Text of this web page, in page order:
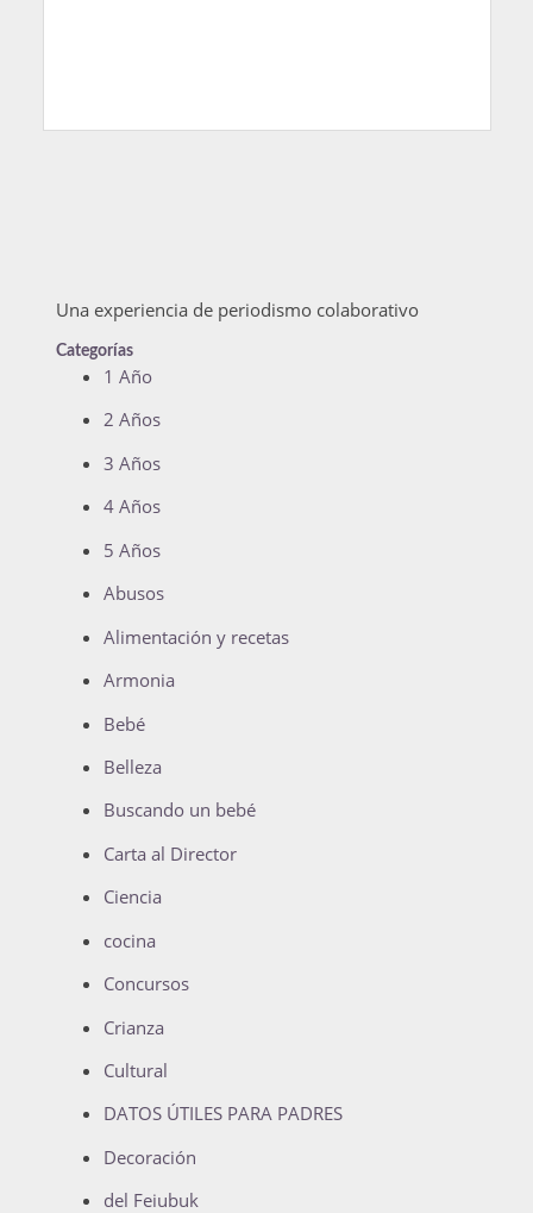
Una experiencia de periodismo colaborativo
Categorías
1 Año
2 Años
3 Años
4 Años
5 Años
Abusos
Alimentación y recetas
Armonia
Bebé
Belleza
Buscando un bebé
Carta al Director
Ciencia
cocina
Concursos
Crianza
Cultural
DATOS ÚTILES PARA PADRES
Decoración
del Feiubuk